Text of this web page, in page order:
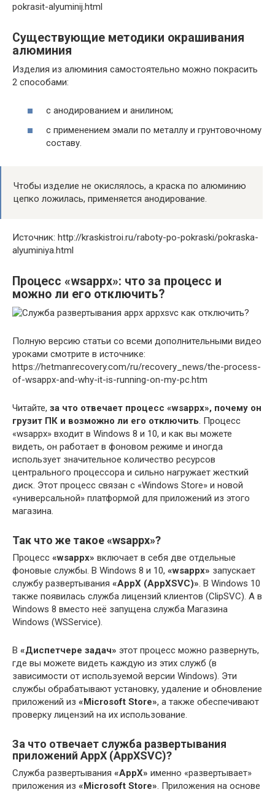
pokrasit-alyuminij.html
Существующие методики окрашивания
алюминия
Изделия из алюминия самостоятельно можно покрасить
2 способами:
с анодированием и анилином;
с применением эмали по металлу и грунтовочному
составу.
Чтобы изделие не окислялось, а краска по алюминию
цепко ложилась, применяется анодирование.
Источник: http://kraskistroi.ru/raboty-po-pokraski/pokraska-
alyuminiya.html
Процесс «wsappx»: что за процесс и
можно ли его отключить?
Полную версию статьи со всеми дополнительными видео
уроками смотрите в источнике:
https://hetmanrecovery.com/ru/recovery_news/the-process-
of-wsappx-and-why-it-is-running-on-my-pc.htm
Читайте, за что отвечает процесс «wsappx», почему он
грузит ПК и возможно ли его отключить. Процесс
«wsappx» входит в Windows 8 и 10, и как вы можете
видеть, он работает в фоновом режиме и иногда
использует значительное количество ресурсов
центрального процессора и сильно нагружает жесткий
диск. Этот процесс связан с «Windows Store» и новой
«универсальной» платформой для приложений из этого
магазина.
Так что же такое «wsappx»?
Процесс «wsappx» включает в себя две отдельные
фоновые службы. В Windows 8 и 10, «wsappx» запускает
службу развертывания «AppX (AppXSVC)». В Windows 10
также появилась служба лицензий клиентов (ClipSVC). А в
Windows 8 вместо неё запущена служба Магазина
Windows (WSService).
В «Диспетчере задач» этот процесс можно развернуть,
где вы можете видеть каждую из этих служб (в
зависимости от используемой версии Windows). Эти
службы обрабатывают установку, удаление и обновление
приложений из «Microsoft Store», а также обеспечивают
проверку лицензий на их использование.
За что отвечает служба развертывания
приложений AppX (AppXSVC)?
Служба развертывания «AppX» именно «развертывает»
приложения из «Microsoft Store». Приложения на основе